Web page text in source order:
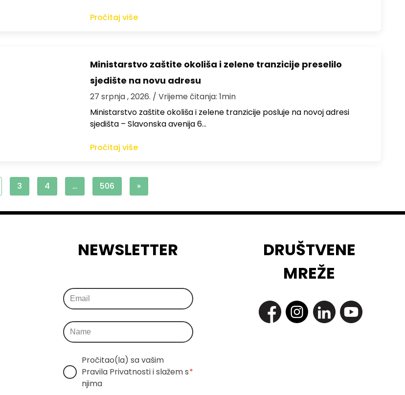
Pročitaj više
Ministarstvo zaštite okoliša i zelene tranzicije preselilo
sjedište na novu adresu
27 srpnja , 2026. / Vrijeme čitanja: 1min
Ministarstvo zaštite okoliša i zelene tranzicije posluje na novoj adresi
sjedišta – Slavonska avenija 6…
Pročitaj više
3 4 … 506 »
NEWSLETTER
Pročitao(la) sa vašim
Pravila Privatnosti i slažem s
njima
*
DRUŠTVENE
MREŽE